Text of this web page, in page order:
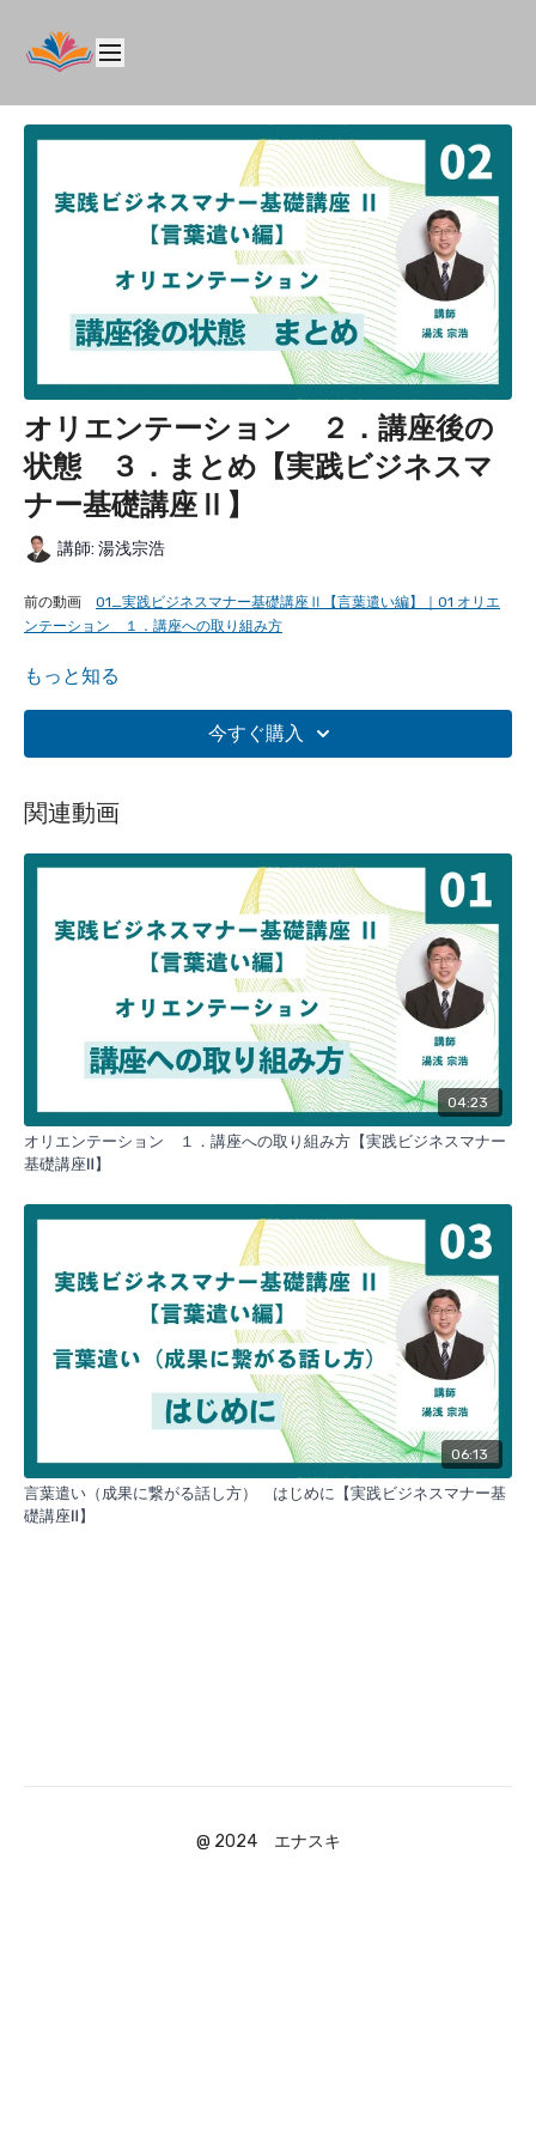
オリエンテーション ２．講座後の
状態 ３．まとめ【実践ビジネスマ
ナー基礎講座Ⅱ】
講師: 湯浅宗浩
前の動画 01_実践ビジネスマナー基礎講座Ⅱ【言葉遣い編】｜01 オリエ
ンテーション １．講座への取り組み方
再生中 02_実践ビジネスマナー基礎講座Ⅱ【言葉遣い編】｜01 オリエ
03_実践ビジネスマナー基礎講座Ⅱ【言葉遣い編】｜02 言葉遣
【講座概要】
ビジネスマナーは、なぜ必要なのでしょうか？近年、
もあるようですが、ビジネスの基本は、
マナーを実践
ではないでしょうか？
ビジネスマナーの実践は社員だけではなく、社員の先にある
貴社
まで見透かされてしまいます。本講座は、ビジネス
マナーが必要な理由を考察し、ビジネスマナーの基本である
言葉
について、すぐに実践できる内容となっています。本講座
は、ビジネスマナーを理解することを目的ではなく
成果に繋げる
ことを目的にしています。【全１２講座】
もっと知る
今すぐ購入
関連動画
04:23
オリエンテーション １．講座への取り組み方【実践ビジネスマナー
基礎講座Ⅱ】
06:13
言葉遣い（成果に繋がる話し方） はじめに【実践ビジネスマナー基
礎講座Ⅱ】
@ 2024 エナスキ